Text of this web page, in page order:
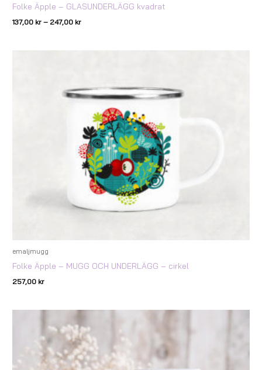
Folke Äpple – GLASUNDERLÄGG kvadrat
137,00 kr – 247,00 kr
emaljmugg
Folke Äpple – MUGG OCH UNDERLÄGG – cirkel
257,00 kr